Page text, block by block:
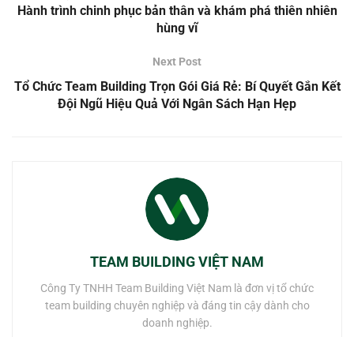
Hành trình chinh phục bản thân và khám phá thiên nhiên
hùng vĩ
Next Post
Tổ Chức Team Building Trọn Gói Giá Rẻ: Bí Quyết Gắn Kết
Đội Ngũ Hiệu Quả Với Ngân Sách Hạn Hẹp
TEAM BUILDING VIỆT NAM
Công Ty TNHH Team Building Việt Nam là đơn vị tổ chức
team building chuyên nghiệp và đáng tin cậy dành cho
doanh nghiệp.